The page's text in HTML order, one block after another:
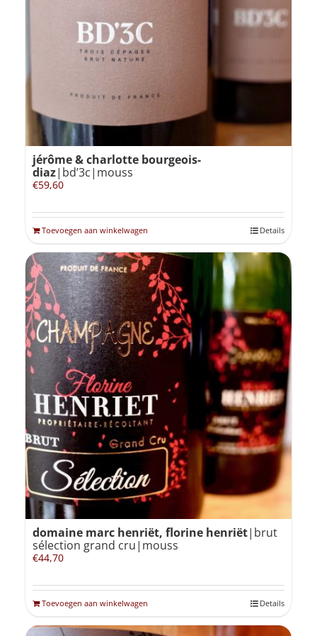
jérôme & charlotte bourgeois-
diaz|bd’3c|mouss
€59,60
Toevoegen aan winkelwagen Details
domaine marc henriët, florine henriët|brut
sélection grand cru|mouss
€44,70
Toevoegen aan winkelwagen Details